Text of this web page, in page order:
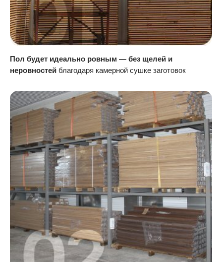
Пол будет идеально ровным — без щелей и
неровностей благодаря камерной сушке заготовок